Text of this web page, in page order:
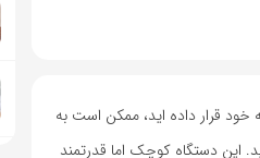
خود قرار داده اید، ممکن است به
این دستگاه کوچک اما قدرتمند